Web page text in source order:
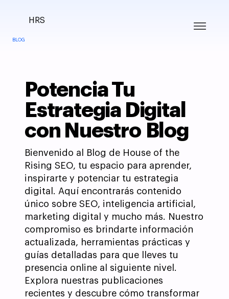
BLOG
HRS
Potencia Tu
Estrategia Digital
con Nuestro Blog
Bienvenido al Blog de House of the
Rising SEO, tu espacio para aprender,
inspirarte y potenciar tu estrategia
digital. Aquí encontrarás contenido
único sobre SEO, inteligencia artificial,
marketing digital y mucho más. Nuestro
compromiso es brindarte información
actualizada, herramientas prácticas y
guías detalladas para que lleves tu
presencia online al siguiente nivel.
Explora nuestras publicaciones
recientes y descubre cómo transformar